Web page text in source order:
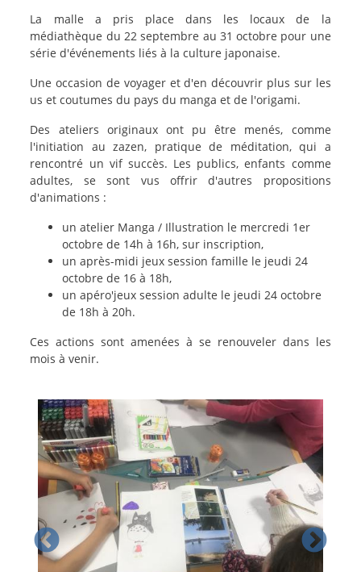
texte-
actu
La malle a pris place dans les locaux de la
médiathèque du 22 septembre au 31 octobre pour une
série d'événements liés à la culture japonaise.
Une occasion de voyager et d'en découvrir plus sur les
us et coutumes du pays du manga et de l'origami.
Des ateliers originaux ont pu être menés, comme
l'initiation au zazen, pratique de méditation, qui a
rencontré un vif succès. Les publics, enfants comme
adultes, se sont vus offrir d'autres propositions
d'animations :
un atelier Manga / Illustration le mercredi 1er
octobre de 14h à 16h, sur inscription,
un après-midi jeux session famille le jeudi 24
octobre de 16 à 18h,
un apéro'jeux session adulte le jeudi 24 octobre
de 18h à 20h.
Ces actions sont amenées à se renouveler dans les
mois à venir.